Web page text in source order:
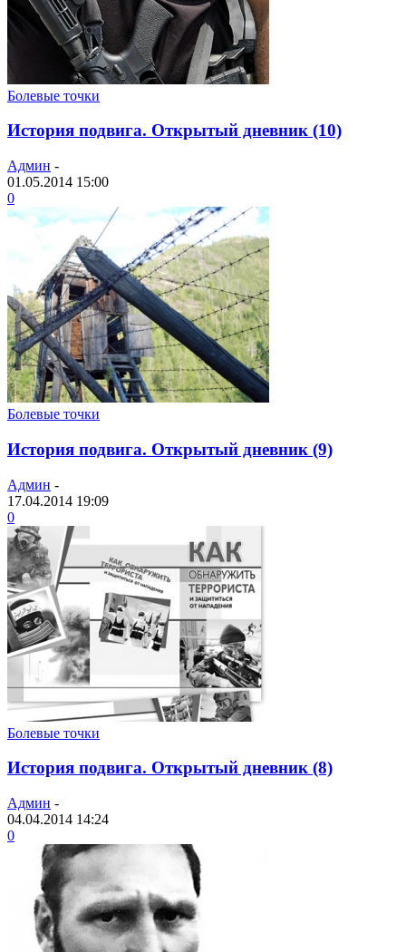
Болевые точки
История подвига. Открытый дневник (10)
Админ -
01.05.2014 15:00
0
Болевые точки
История подвига. Открытый дневник (9)
Админ -
17.04.2014 19:09
0
Болевые точки
История подвига. Открытый дневник (8)
Админ -
04.04.2014 14:24
0